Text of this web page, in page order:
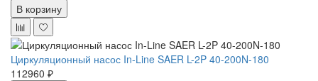
В корзину
Циркуляционный насос In-Line SAER L-2P 40-200N-180
112960 ₽